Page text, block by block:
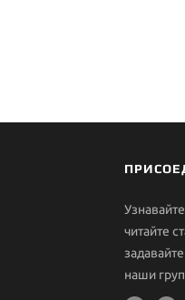
читайте
наши